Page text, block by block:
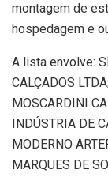
montagem de
hospedagem e
A lista envolve:
CALÇADOS
MOSCARDINI
INDÚSTRIA DE
MODERNO
MARQUES DE